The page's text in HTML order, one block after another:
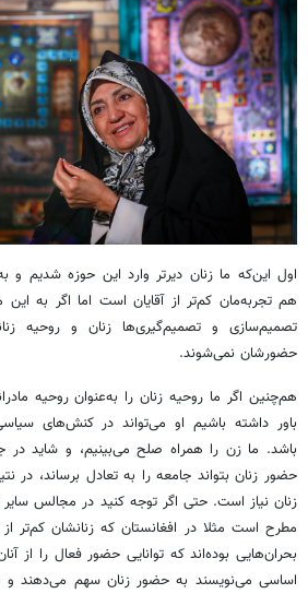
اول این‌که ما زنان دیرتر وارد این حوزه شدیم
هم تجربه‌مان کم‌تر از آقایان است اما اگر به
تصمیم‌سازی و تصمیم‌گیری‌ها زنان و روحیه
حضورشان نمی‌شوند.
هم‌چنین اگر ما روحیه زنان را به‌عنوان روحیه
باور داشته باشیم او می‌تواند در کنش‌های
باشد. ما زن را همراه صلح می‌بینیم، و شاید در
حضور زنان بتواند جامعه را به تعادل برساند،
زنان نیاز است. حتی اگر توجه کنید در مجالس
مطرح است مثلا در افغانستان که زنانشان کم‌تر
بحران‌هایی بوده‌اند که توانایی حضور فعال را از
اساسی می‌نویسند به حضور زنان سهم می‌دهند و